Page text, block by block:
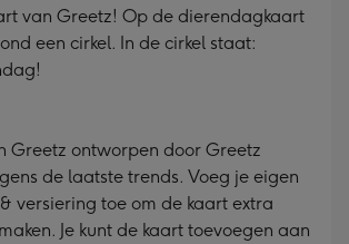
van Greetz! Op de dierendagkaart
een cirkel. In de cirkel staat:
Greetz ontworpen door Greetz
de laatste trends. Voeg je eigen
versiering toe om de kaart extra
Je kunt de kaart toevoegen aan